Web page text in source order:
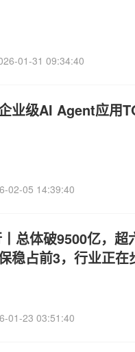
01-31 09:34:40
业级AI Agent应用
02-05 14:39:40
总体破9500亿，超
稳占前3，行业正
01-23 03:51:40